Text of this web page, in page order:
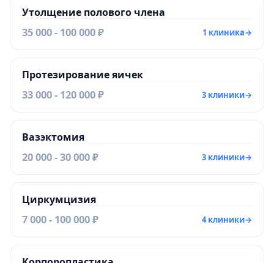
Утолщение полового члена
35 000 - 100 000 ₽ 1 клиника→
Протезирование яичек
33 000 - 120 000 ₽ 3 клиники→
Вазэктомия
20 000 - 30 000 ₽ 3 клиники→
Циркумцизия
7 000 - 100 000 ₽ 4 клиники→